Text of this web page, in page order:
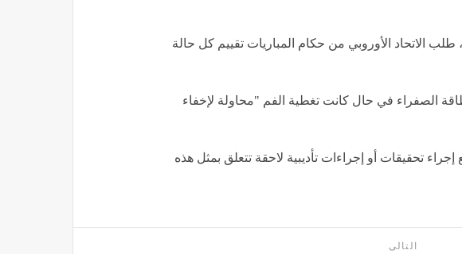
طلب الاتحاد الأوروبي من حكام المباريات تقييم كل حالة
الصفراء في حال كانت تغطية الفم "محاولة لإخفاء
إجراء تحقيقات أو إجراءات تأديبية لاحقة تتعلق بمثل هذه
التالى